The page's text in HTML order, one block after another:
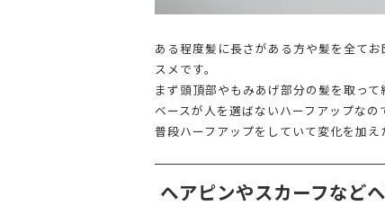
ある程度髪に長さがある方や髪を全て
スメです。
まず頭頂部やもみあげ部分の髪を取っ
ベースが人を選ばないハーフアップな
普段ハーフアップをしていて変化を加
ヘアピンやスカーフなど